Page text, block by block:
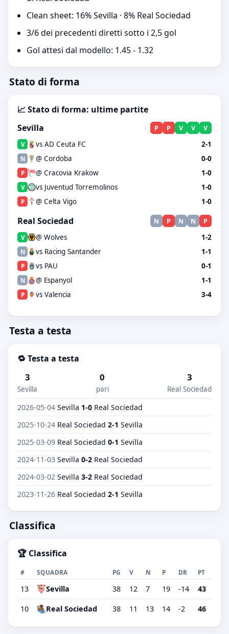
Clean sheet: 16% Sevilla · 8% Real Sociedad
3/6 dei precedenti diretti sotto i 2,5 gol
Gol attesi dal modello: 1.45 - 1.32
Stato di forma
📈 Stato di forma: ultime partite
Sevilla
P P V V V
V vs AD Ceuta FC 2-1
N @ Cordoba 0-0
P @ Cracovia Krakow 1-0
V vs Juventud Torremolinos 1-0
P @ Celta Vigo 1-0
Real Sociedad N P N N P
V @ Wolves 1-2
N vs Racing Santander 1-1
P vs PAU 0-1
N @ Espanyol 1-1
P vs Valencia 3-4
Testa a testa
🔁 Testa a testa
3
Sevilla
0
pari
3
Real Sociedad
2026-05-04 Sevilla 1-0 Real Sociedad
2025-10-24 Real Sociedad 2-1 Sevilla
2025-03-09 Real Sociedad 0-1 Sevilla
2024-11-03 Sevilla 0-2 Real Sociedad
2024-03-02 Sevilla 3-2 Real Sociedad
2023-11-26 Real Sociedad 2-1 Sevilla
Classifica
🏆 Classifica
# SQUADRA PG V N P DR PT
13 Sevilla 38 12 7 19 -14 43
10 Real Sociedad 38 11 13 14 -2 46